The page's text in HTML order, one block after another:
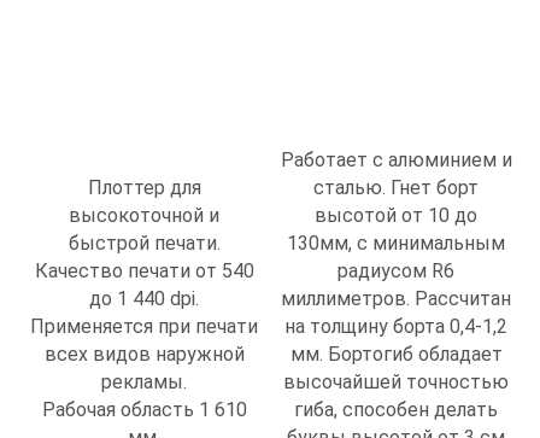
высокоточной и
быстрой печати.
Качество печати от 540
до 1 440 dpi.
Применяется при печати
всех видов наружной
рекламы.
Рабочая область 1 610
мм.
Работает с алюминием и
сталью. Гнет борт
высотой от 10 до
130мм, с минимальным
радиусом R6
миллиметров. Рассчитан
на толщину борта 0,4-1,2
мм. Бортогиб обладает
высочайшей точностью
гиба, способен делать
буквы высотой от 3 см